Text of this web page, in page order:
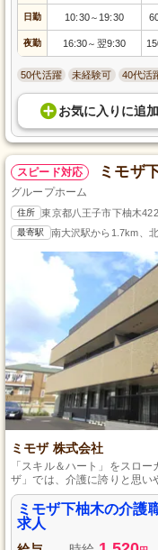
日勤 10:30～ 19:30
夜勤 16:30～ 翌9:30
50代活躍 未経験可 40代活
お気に入り に追加
スピード対応 ミモザ
グループホーム
住所 東京都八王子市下柚木
最寄駅 南大沢駅から1.7km、
ミモザ 株式会社
「スキル＆ハート」をスロ
ザ」では、介護に誇りと思い
った介護で笑顔あふれる暮
べ、ダブルワークや扶養控
ス・小規模多機能型居宅介
す。
ミモザ下柚木の介護
求人